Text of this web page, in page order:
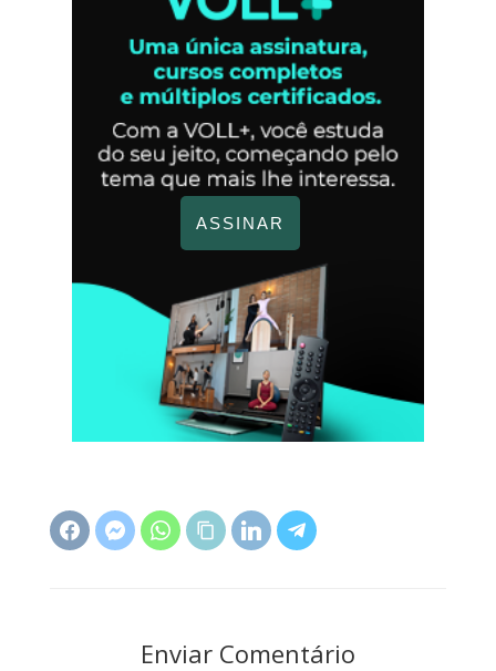
ASSINAR
Enviar Comentário